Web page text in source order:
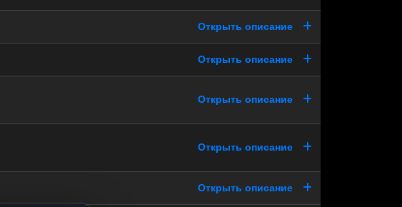
Открыть описание
Открыть описание
Открыть описание
Открыть описание
Открыть описание